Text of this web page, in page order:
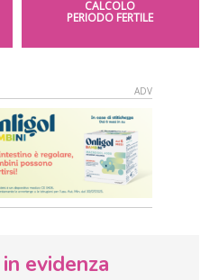
CALCOLO
PERIODO FERTILE
evidenza